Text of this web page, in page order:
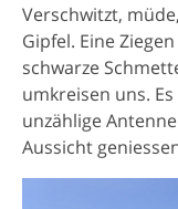
Verschwitzt,
Gipfel. Eine
schwarze
umkreisen uns.
unzählige
Aussicht